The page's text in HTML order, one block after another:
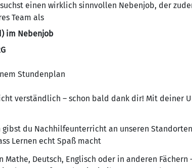
einen wirklich sinnvollen Nebenjob, der
Team als
im Nebenjob
Stundenplan
verständlich – schon bald dank dir! Mit deiner
gibst du Nachhilfeunterricht an unseren
Lernen echt Spaß macht
Mathe, Deutsch, Englisch oder in anderen